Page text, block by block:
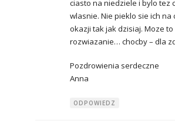
ciasto na niedziele i bylo tez
wlasnie. Nie pieklo sie ich na
okazji tak jak dzisiaj. Moze
rozwiazanie… chocby – dla
Pozdrowienia serdeczne
Anna
ODPOWIEDZ